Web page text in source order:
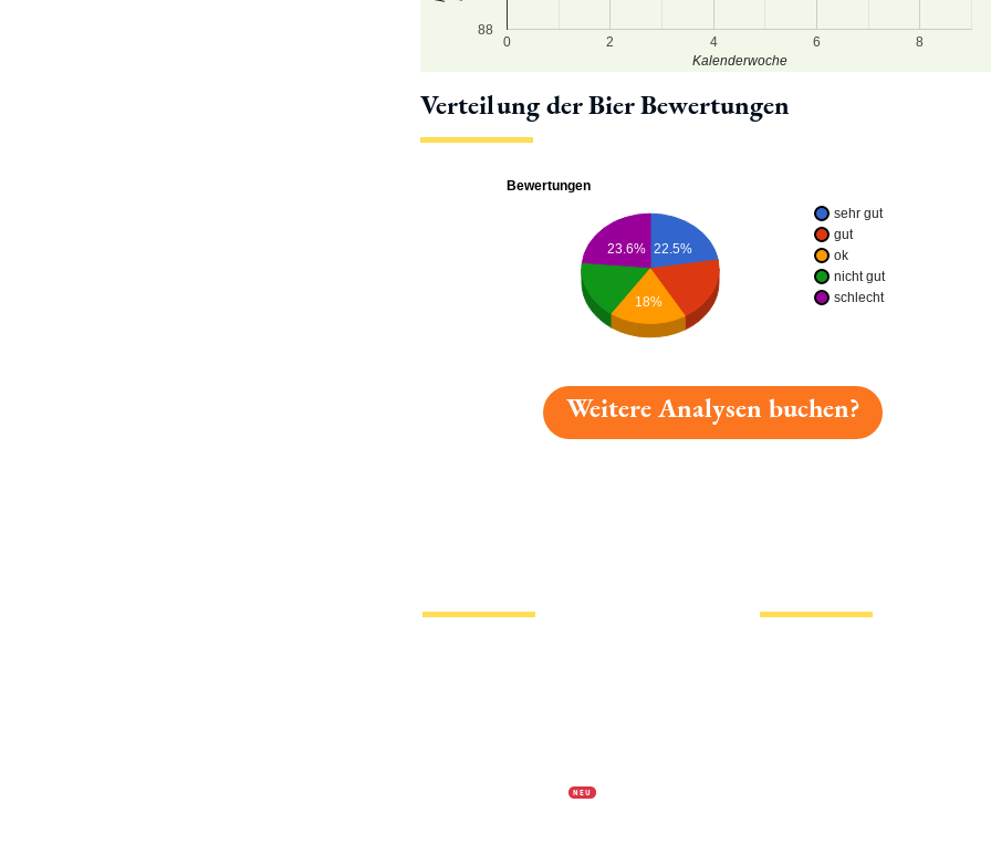
0 2 4 6 8
88
Kalenderwoche
Verteilung der Bier Bewertungen
Bewertungen
sehr gut
gut
ok
nicht gut
schlecht
22.5%
23.6%
18%
Weitere Analysen buchen?
N E U